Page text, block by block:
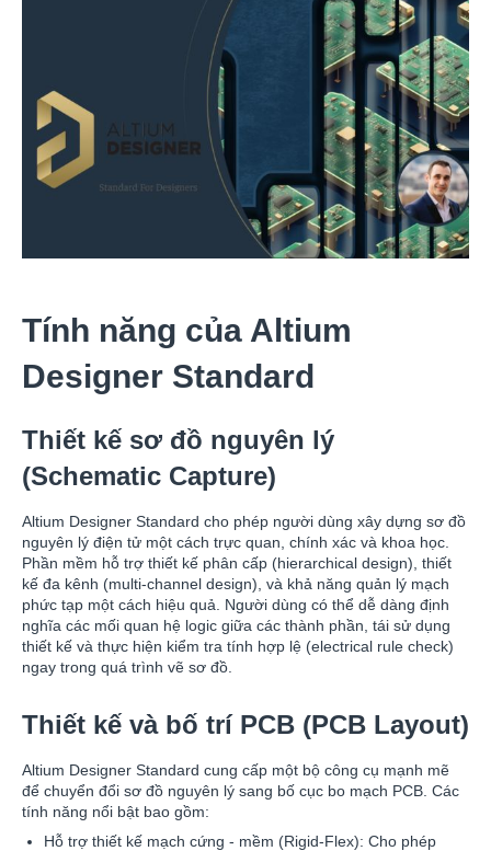
Tính năng của Altium
Designer Standard
Thiết kế sơ đồ nguyên lý
(Schematic Capture)
Altium Designer Standard cho phép người dùng xây dựng sơ đồ
nguyên lý điện tử một cách trực quan, chính xác và khoa học.
Phần mềm hỗ trợ thiết kế phân cấp (hierarchical design), thiết
kế đa kênh (multi-channel design), và khả năng quản lý mạch
phức tạp một cách hiệu quả. Người dùng có thể dễ dàng định
nghĩa các mối quan hệ logic giữa các thành phần, tái sử dụng
thiết kế và thực hiện kiểm tra tính hợp lệ (electrical rule check)
ngay trong quá trình vẽ sơ đồ.
Thiết kế và bố trí PCB (PCB Layout)
Altium Designer Standard cung cấp một bộ công cụ mạnh mẽ
để chuyển đổi sơ đồ nguyên lý sang bố cục bo mạch PCB. Các
tính năng nổi bật bao gồm:
Hỗ trợ thiết kế mạch cứng - mềm (Rigid-Flex): Cho phép